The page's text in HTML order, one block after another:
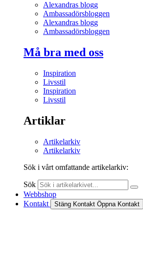
Alexandras blogg
Ambassadörsbloggen
Alexandras blogg
Ambassadörsbloggen
Må bra med oss
Inspiration
Livsstil
Inspiration
Livsstil
Artiklar
Artikelarkiv
Artikelarkiv
Sök i vårt omfattande artikelarkiv:
Sök
Webbshop
Kontakt
Stäng Kontakt Öppna Kontakt